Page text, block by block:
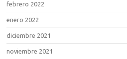
febrero 2022
enero 2022
diciembre 2021
noviembre 2021